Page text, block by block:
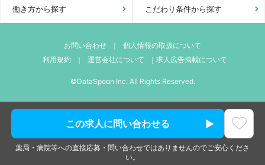
働き方から探す こだわり条件から探す
お問い合わせ ｜
個人情報の取扱について
利用規約
｜ 運営会社について ｜ 求人広告掲載について
©DataSpoon Inc. All Rights Reserved.
この求人に問い合わせる
薬局・病院等への直接応募・問い合わせではありませんのでご安心くださ
い。